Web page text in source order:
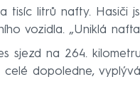
tisíc litrů nafty. Hasiči
vozidla. „Uniklá
sjezd na 264.
dopoledne,